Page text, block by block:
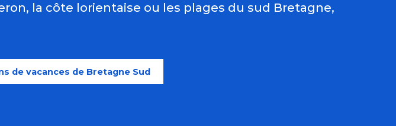
la côte lorientaise ou les plages du sud Bretagne,
de vacances de Bretagne Sud